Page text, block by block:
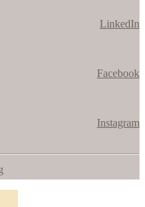
LinkedIn
Facebook
Instagram